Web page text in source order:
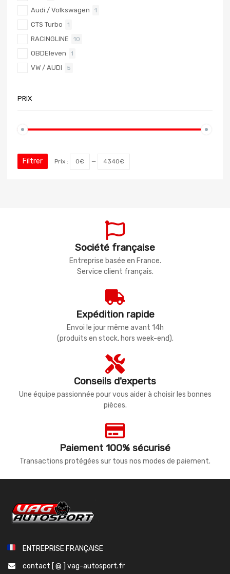
Audi / Volkswagen 1
CTS Turbo 1
RACINGLINE 10
OBDEleven 1
VW / AUDI 5
PRIX
Filtrer Prix : 0€ — 4340€
Société française
Entreprise basée en France.
Service client français.
Expédition rapide
Envoi le jour même avant 14h
(produits en stock, hors week-end).
Conseils d'experts
Une équipe passionnée pour vous aider à choisir les bonnes
pièces.
Paiement 100% sécurisé
Transactions protégées sur tous nos modes de paiement.
ENTREPRISE FRANÇAISE
contact [ @ ] vag-autosport.fr